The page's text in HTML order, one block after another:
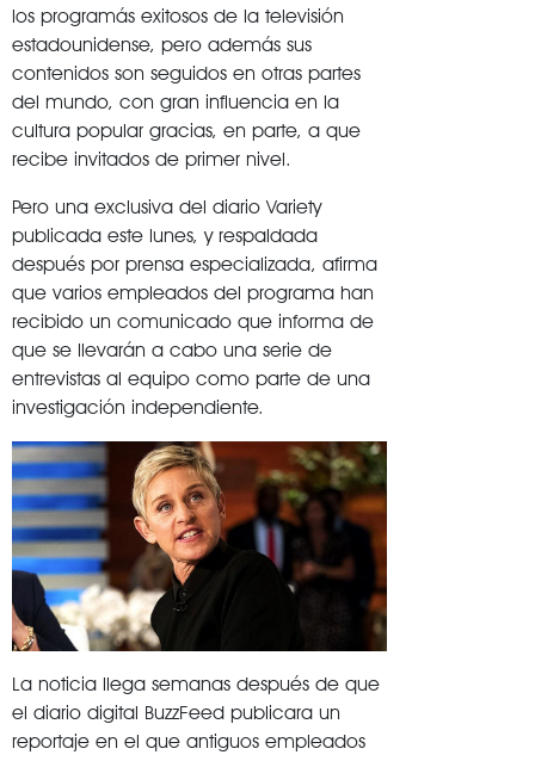
los programás exitosos de la televisión
estadounidense, pero además sus
contenidos son seguidos en otras partes
del mundo, con gran influencia en la
cultura popular gracias, en parte, a que
recibe invitados de primer nivel.
Pero una exclusiva del diario Variety
publicada este lunes, y respaldada
después por prensa especializada, afirma
que varios empleados del programa han
recibido un comunicado que informa de
que se llevarán a cabo una serie de
entrevistas al equipo como parte de una
investigación independiente.
La noticia llega semanas después de que
el diario digital BuzzFeed publicara un
reportaje en el que antiguos empleados